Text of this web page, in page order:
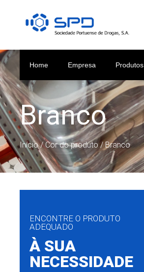
Home Empresa Produtos
Branco
Início/ Cor do produto / Branco
ENCONTRE O PRODUTO
ADEQUADO
À SUA
NECESSIDADE